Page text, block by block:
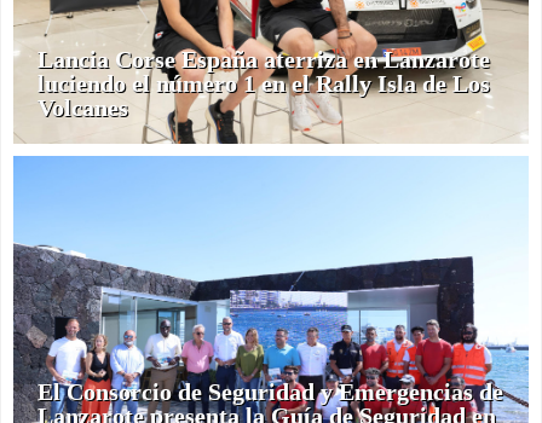
Lancia Corse España aterriza en Lanzarote
luciendo el número 1 en el Rally Isla de Los
Volcanes
El Consorcio de Seguridad y Emergencias de
Lanzarote presenta la Guía de Seguridad en